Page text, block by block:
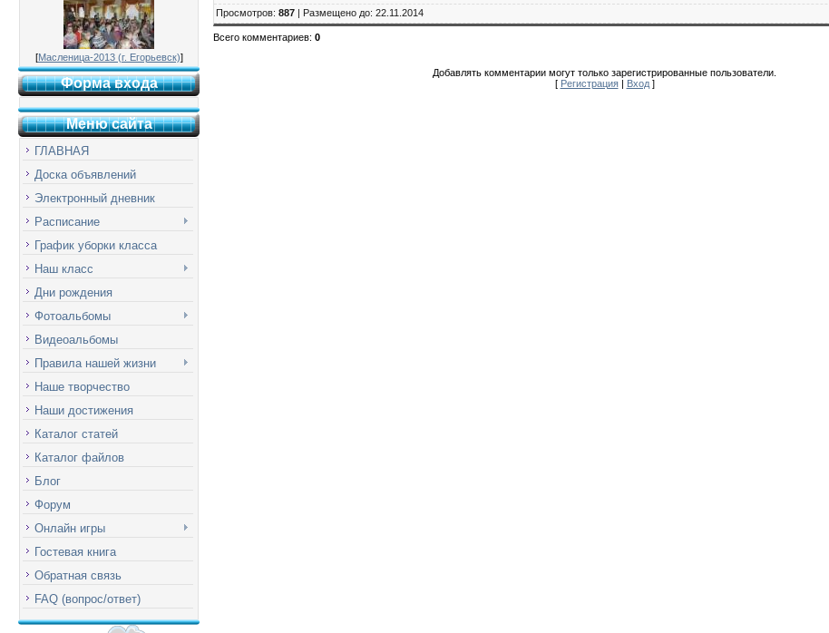
[Масленица-2013 (г. Егорьевск)]
Форма входа
Меню сайта
ГЛАВНАЯ
Доска объявлений
Электронный дневник
Расписание
График уборки класса
Наш класс
Дни рождения
Фотоальбомы
Видеоальбомы
Правила нашей жизни
Наше творчество
Наши достижения
Каталог статей
Каталог файлов
Блог
Форум
Онлайн игры
Гостевая книга
Обратная связь
FAQ (вопрос/ответ)
Просмотров: 887 | Размещено до: 22.11.2014
Всего комментариев: 0
Добавлять комментарии могут только зарегистрированные пользователи.
[ Регистрация| Вход]